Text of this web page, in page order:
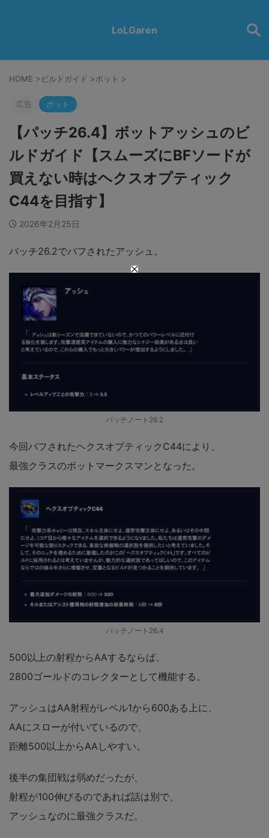
LoLGaren
HOME > ビルドガイド >ボット >
広告 ボット
【パッチ26.4】ボットアッシュのビ
ルドガイド【スムーズにBFソードが
買えない時はヘクスオプティック
C44を目指す】
2026年2月25日
パッチ26.2でバフされたアッシュ。
パッチノート26.2
今回バフされたヘクスオプティックC44により、
最強クラスのボットマークスマンとなった。
パッチノート26.4
500以上の射程からAAするならば、
2800ゴールドのコレクターとして機能する。
アッシュはAA射程がレベル1から600ある上に、
AAにスローが付いているので、
距離500以上からAAしやすい。
後半の集団戦は弱めだったが、
射程が100伸びるのであれば話は別で、
アッシュなのに最強クラスだ。